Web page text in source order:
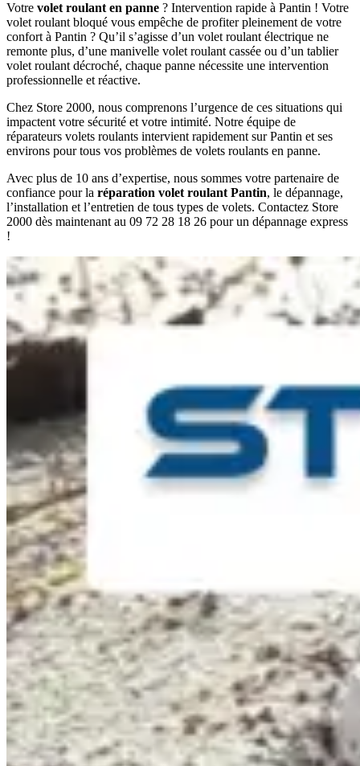
Votre volet roulant en panne ? Intervention rapide à Pantin ! Votre
volet roulant bloqué vous empêche de profiter pleinement de votre
confort à Pantin ? Qu’il s’agisse d’un volet roulant électrique ne
remonte plus, d’une manivelle volet roulant cassée ou d’un tablier
volet roulant décroché, chaque panne nécessite une intervention
professionnelle et réactive.
Chez Store 2000, nous comprenons l’urgence de ces situations qui
impactent votre sécurité et votre intimité. Notre équipe de
réparateurs volets roulants intervient rapidement sur Pantin et ses
environs pour tous vos problèmes de volets roulants en panne.
Avec plus de 10 ans d’expertise, nous sommes votre partenaire de
confiance pour la réparation volet roulant Pantin, le dépannage,
l’installation et l’entretien de tous types de volets. Contactez Store
2000 dès maintenant au 09 72 28 18 26 pour un dépannage express
!